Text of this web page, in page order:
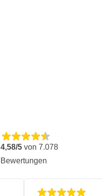
4,58/5 von 7.078
Bewertungen